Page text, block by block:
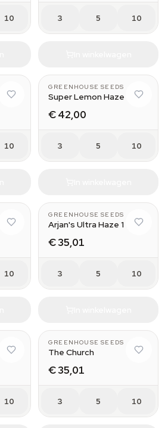
10 3 5 10
10
GREENHOUSE SEEDS
Super Lemon Haze
€ 42,00
3 5 10
10
GREENHOUSE SEEDS
Arjan's Ultra Haze 1
€ 35,01
3 5 10
10
GREENHOUSE SEEDS
The Church
€ 35,01
3 5 10